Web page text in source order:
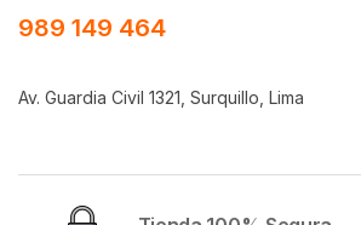
989 149 464
Av. Guardia Civil 1321, Surquillo, Lima